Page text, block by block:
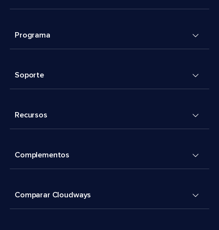
Programa
Soporte
Recursos
Complementos
Comparar Cloudways